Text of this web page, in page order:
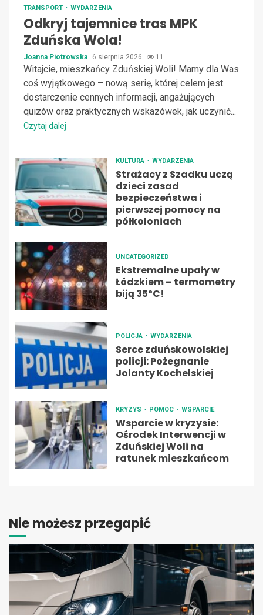
TRANSPORT WYDARZENIA
Odkryj tajemnice tras MPK
Zduńska Wola!
Joanna Piotrowska 6 sierpnia 2026 11
Witajcie, mieszkańcy Zduńskiej Woli! Mamy dla Was
coś wyjątkowego – nową serię, której celem jest
dostarczenie cennych informacji, angażujących
quizów oraz praktycznych wskazówek, jak uczynić...
Czytaj dalej
KULTURA WYDARZENIA
Strażacy z Szadku uczą
dzieci zasad
bezpieczeństwa i
pierwszej pomocy na
półkoloniach
UNCATEGORIZED
Ekstremalne upały w
Łódzkiem – termometry
biją 35ºC!
POLICJA WYDARZENIA
Serce zduńskowolskiej
policji: Pożegnanie
Jolanty Kochelskiej
KRYZYS POMOC WSPARCIE
Wsparcie w kryzysie:
Ośrodek Interwencji w
Zduńskiej Woli na
ratunek mieszkańcom
Nie możesz przegapić